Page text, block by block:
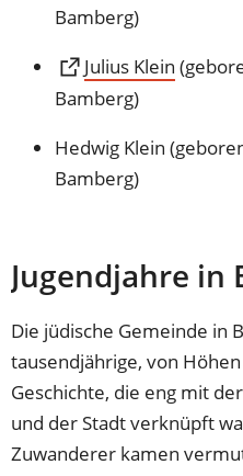
Bamberg)
Julius Klein
(Öffnet
neuen
Bamberg)
Hedwig Klein
Bamberg)
Jugendjahre in
Die jüdische Gemeinde in
tausendjährige, von
Geschichte, die eng mit
und der Stadt verknüpft
Zuwanderer kamen